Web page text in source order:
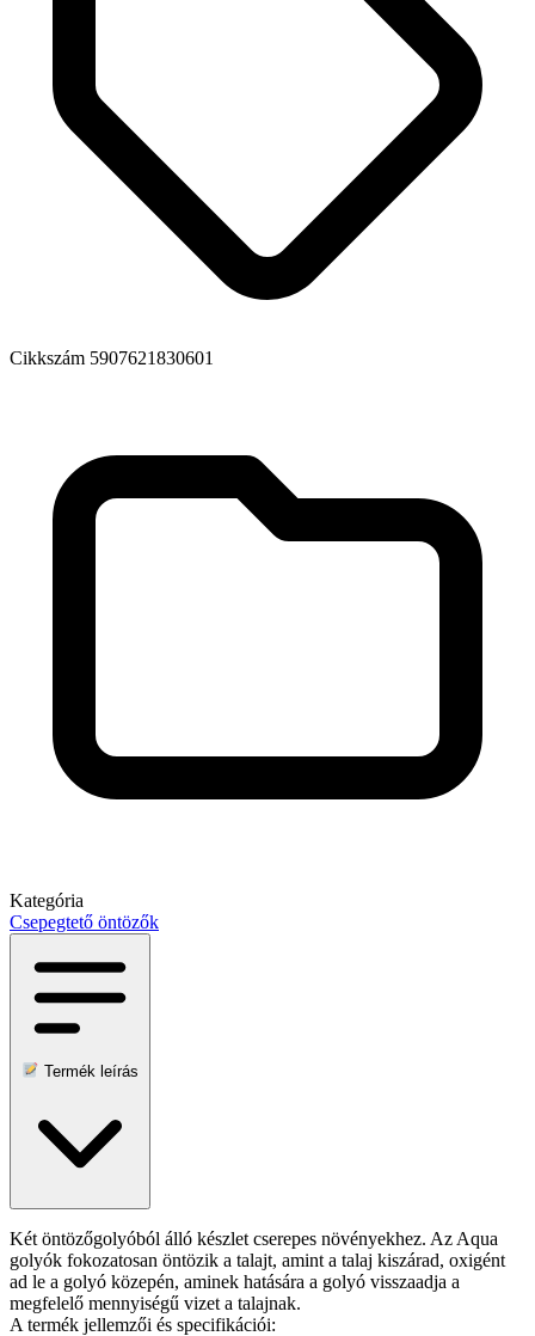
Cikkszám 5907621830601
Kategória
Csepegtető öntözők
Termék leírás
Két öntözőgolyóból álló készlet cserepes növényekhez. Az Aqua
golyók fokozatosan öntözik a talajt, amint a talaj kiszárad, oxigént
ad le a golyó közepén, aminek hatására a golyó visszaadja a
megfelelő mennyiségű vizet a talajnak.
A termék jellemzői és specifikációi: